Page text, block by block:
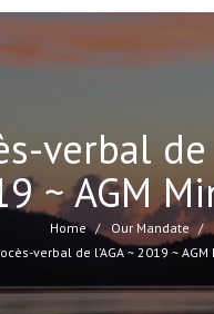
verbal de
~ AGM
Home
Our Mandate
verbal de l’AGA ~ 2019 ~ AGM